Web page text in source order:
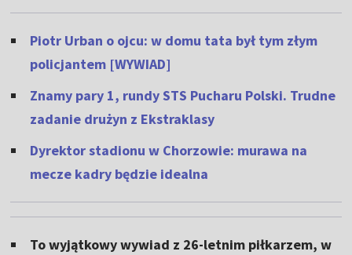
Piotr Urban o ojcu: w domu tata był tym złym
policjantem [WYWIAD]
Znamy pary 1, rundy STS Pucharu Polski. Trudne
zadanie drużyn z Ekstraklasy
Dyrektor stadionu w Chorzowie: murawa na
mecze kadry będzie idealna
To wyjątkowy wywiad z 26-letnim piłkarzem, w